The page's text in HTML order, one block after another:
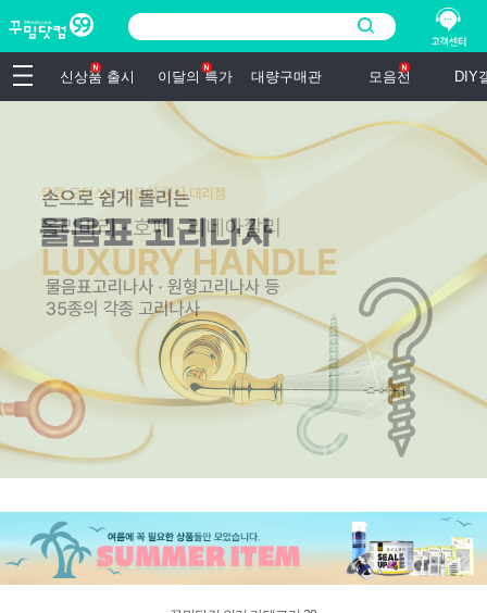
신상품 출시 이달의 특가 대량구매관 모음전 DIY